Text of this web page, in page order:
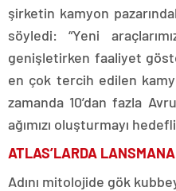
şirketin kamyon
söyledi: “Yeni
genişletirken faaliyet
en çok tercih edilen
zamanda 10’dan fazla
ağımızı oluşturmayı
ATLAS’LARDA
Adını mitolojide gök